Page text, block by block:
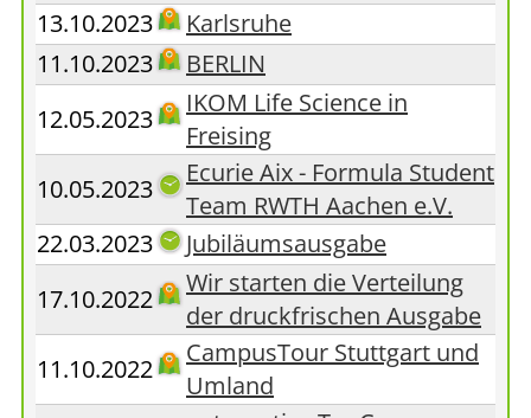
13.10.2023
Karlsruhe
11.10.2023
BERLIN
12.05.2023
IKOM Life Science in
Freising
10.05.2023
Ecurie Aix - Formula Student
Team RWTH Aachen e.V.
22.03.2023
Jubiläumsausgabe
17.10.2022
Wir starten die Verteilung
der druckfrischen Ausgabe
11.10.2022
CampusTour Stuttgart und
Umland